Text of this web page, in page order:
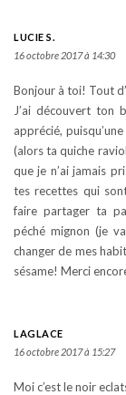
LUCIE S.
16 octobre 2017 à 14:30
Bonjour à toi! Tout
J’ai découvert ton
apprécié,
(alors ta quiche
que je n’ai jamais
tes recettes qui
faire partager ta
péché mignon (je
changer de mes
sésame! Merci
LAGLACE
16 octobre 2017 à 15:27
Moi c’est le noir